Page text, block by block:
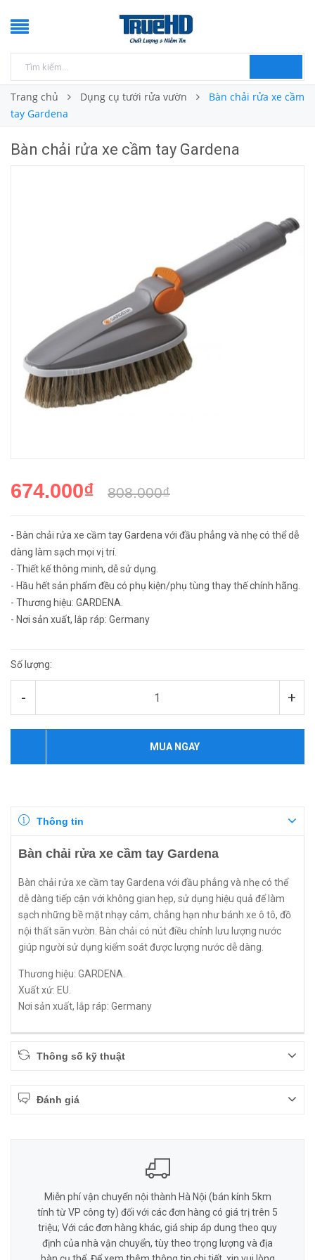
Trang chủ Dụng cụ tưới rửa vườn
Bàn chải rửa xe cầm
tay Gardena
Bàn chải rửa xe cầm tay Gardena
674.000₫ 808.000₫
- Bàn chải rửa xe cầm tay Gardena với đầu phẳng và nhẹ có thể dễ
dàng làm sạch mọi vị trí.
- Thiết kế thông minh, dễ sử dụng.
- Hầu hết sản phẩm đều có phụ kiện/phụ tùng thay thế chính hãng.
- Thương hiệu: GARDENA.
- Nơi sản xuất, lắp ráp: Germany
Số lượng:
- +
MUA NGAY
Thông tin
Bàn chải rửa xe cầm tay Gardena
Bàn chải rửa xe cầm tay Gardena với đầu phẳng và nhẹ có thể
dễ dàng tiếp cận với không gian hẹp, sử dụng hiệu quả để làm
sạch những bề mặt nhạy cảm, chẳng hạn như bánh xe ô tô, đồ
nội thất sân vườn. Bàn chải có nút điều chỉnh lưu lượng nước
giúp người sử dụng kiểm soát được lượng nước dễ dàng.
Thương hiệu: GARDENA.
Xuất xứ: EU.
Nơi sản xuất, lắp ráp: Germany
Thông số kỹ thuật
Đánh giá
Miễn phí vận chuyển nội thành Hà Nội (bán kính 5km
tính từ VP công ty) đối với các đơn hàng có giá trị trên 5
triệu; Với các đơn hàng khác, giá ship áp dung theo quy
định của nhà vận chuyển, tùy theo trọng lượng và địa